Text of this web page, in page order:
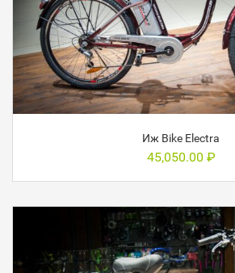
Иж Bike Electra
45,050.00 ₽